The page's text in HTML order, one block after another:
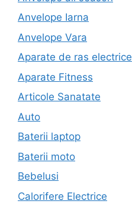
Anvelope Iarna
Anvelope Vara
Aparate de ras electrice
Aparate Fitness
Articole Sanatate
Auto
Baterii laptop
Baterii moto
Bebelusi
Calorifere Electrice